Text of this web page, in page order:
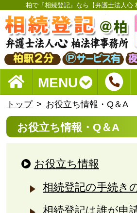
柏で『相続登記』なら【弁護士法人心
MENU
トップ お役立ち情報・Q＆A
お役立ち情報・Q＆A
お役立ち情報
相続登記の手続き
相続登記は誰が申